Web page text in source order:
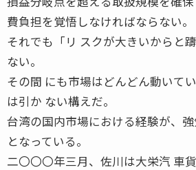
費負担を覚悟しなければならない。
それでも「リ スクが大きいからと
ない。
その間 にも市場はどんどん動いて
は引か ない構えだ。
台湾の国内市場における経験が、
となっている。
二〇〇〇年三月、佐川は大栄汽 車